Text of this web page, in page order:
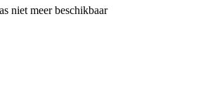
niet meer beschikbaar